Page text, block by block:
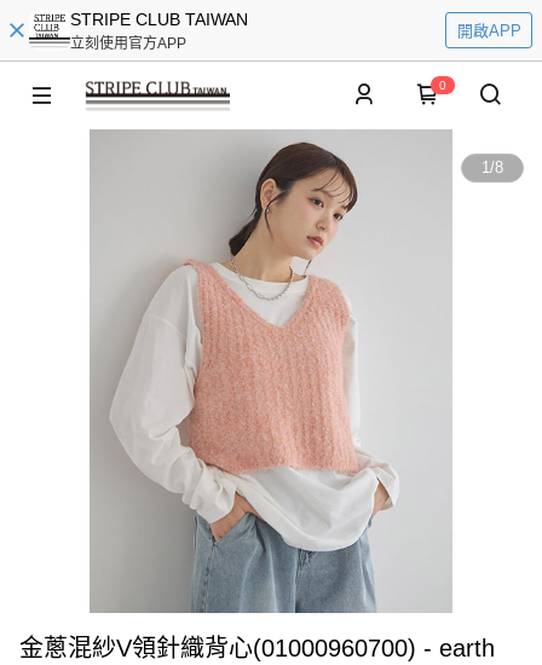
STRIPE CLUB TAIWAN
立刻使用官方APP
開啟APP
0
1/8
金蔥混紗V領針織背心(01000960700) - earth